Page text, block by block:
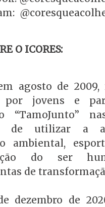
O ICORES:
agosto de 2009,
por jovens e
“TamoJunto”
de utilizar a
ambiental,
do ser
de
dezembro de